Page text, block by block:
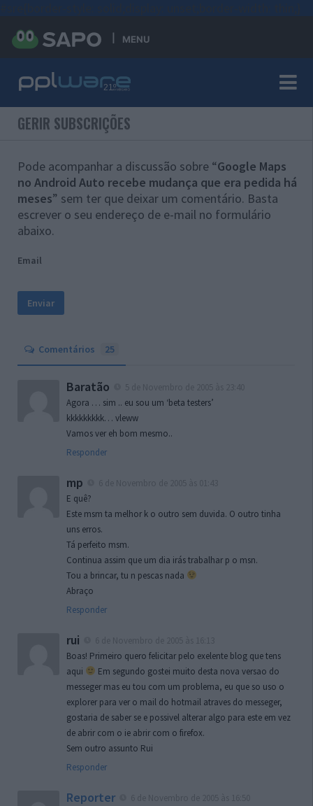
MENU
GERIR SUBSCRIÇÕES
Pode acompanhar a discussão sobre “Google Maps
no Android Auto recebe mudança que era pedida há
meses” sem ter que deixar um comentário. Basta
escrever o seu endereço de e-mail no formulário
abaixo.
Email
Comentários 25
Baratão
Agora … sim .. eu sou um ‘beta testers’
kkkkkkkkk… vleww
Vamos ver eh bom mesmo..
Responder
mp
E quê?
Este msm ta melhor k o outro sem duvida. O outro tinha
uns erros.
Tá perfeito msm.
Continua assim que um dia irás trabalhar p o msn.
Tou a brincar, tu n pescas nada
Abraço
Responder
rui
Boas! Primeiro quero felicitar pelo exelente blog que tens
aqui
Em segundo gostei muito desta nova versao do
messeger mas eu tou com um problema, eu que so uso o
explorer para ver o mail do hotmail atraves do messeger,
gostaria de saber se e possivel alterar algo para este em vez
de abrir com o ie abrir com o firefox.
Sem outro assunto Rui
Responder
Reporter